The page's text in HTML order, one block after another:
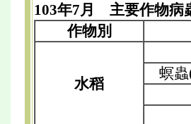
103年7月 主要作物病
作物別
水稻
螟